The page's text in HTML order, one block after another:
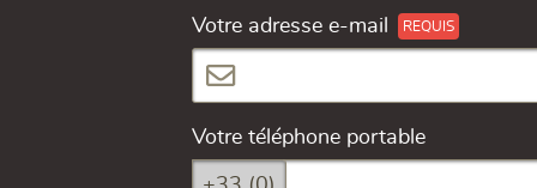
Votre adresse e-mail
Votre téléphone portable